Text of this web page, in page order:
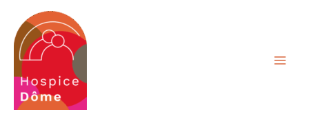
naar
inhoud